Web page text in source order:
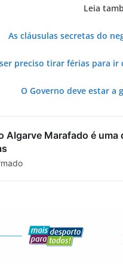
Leia
As cláusulas secretas do
preciso tirar férias para ir
O Governo deve estar a
Algarve Marafado é